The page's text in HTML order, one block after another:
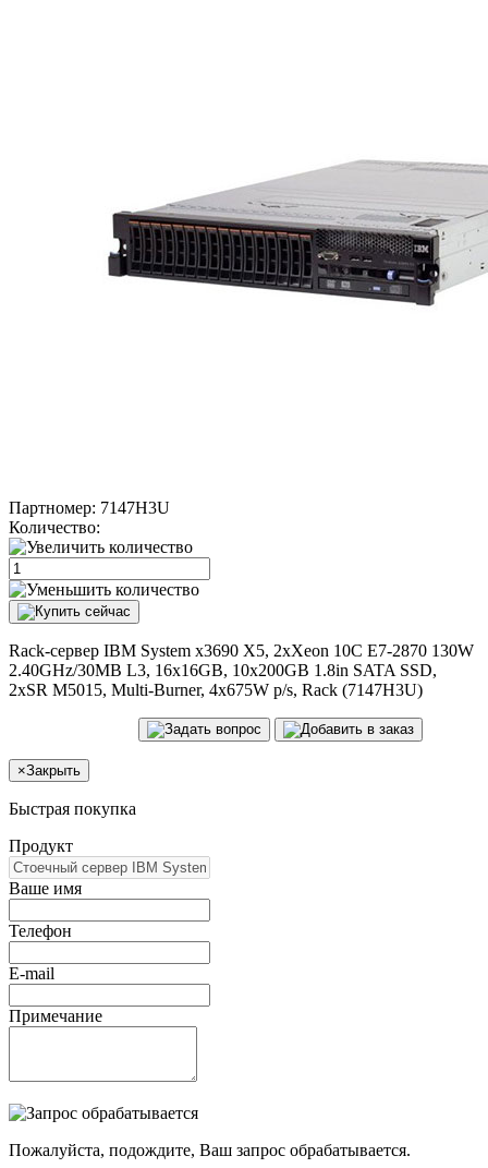
Партномер: 7147H3U
Количество:
Rack-сервер IBM System x3690 X5, 2xXeon 10C E7-2870 130W
2.40GHz/30MB L3, 16x16GB, 10x200GB 1.8in SATA SSD,
2xSR M5015, Multi-Burner, 4x675W p/s, Rack (7147H3U)
×Закрыть
Быстрая покупка
Продукт
Ваше имя
Телефон
E-mail
Примечание
Пожалуйста, подождите, Ваш запрос обрабатывается.